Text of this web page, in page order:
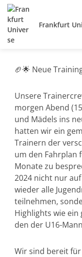
Frankfurt
🏈🌟 Neue
Unsere
morgen Abend
und Mädels ins
hatten wir ein
Trainern der
um den Fahrplan
Monate zu
2024 nicht nur
wieder alle
teilnehmen,
Highlights wie
den der U16-
Wir sind bereit